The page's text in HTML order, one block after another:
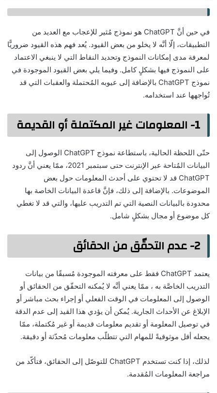
في حين أنَّ ChatGPT هو نموذج مُثير للإعجاب مع العديد من
التطبيقات، إلّا أنَّه لا يخلو من بعض القيود. يُعد فهم هذه القيود ضروريًّا
لمعرفة مدى إمكانات النموذج وتحديد النقاط التي لا ينبغي الاعتماد
على النموذج فيها بشكلٍ كامل. وفيما يلي بعض القيود الموجودة في
نموذج ChatGPT بالإضافة إلى عيوبه المُحتملة والعقبات التي قد
تُواجهها عند استخدامه.
1- المعلومات غير المكتملة أو القديمة
حتّى اللحظة الحالية، باستطاعة نموذج ChatGPT الوصول إلى
البيانات المُتاحة عبر الإنترنت حتى سبتمبر 2021، ممّا يعني أنَّ ردود
ChatGPT قد لا تحتوي على أحدث المعلومات حول بعض
الموضوعات. بالإضافة إلى ذلك، فإنَّ قاعدة البيانات الخاصة بها
محدودة بالبيانات النصية التي تم التدريب عليها، والتي قد لا تغطي
كل موضوع أو مجال بشكلٍ شامل.
2- عدم التحقّق من الحقائق
يعتمد ChatGPT فقط على معرفته الموجودة مُسبقًا من بيانات
التدريب الخاصَّة به ، ممّا يعني أنَّه لا يُمكنه التحقّق من الحقائق أو
الوصول إلى المعلومات في الوقت الفعلي أو إجراء بحث مباشر أو
الإبلاغ عن الأحداث الجارية. يُمكن أن يؤدي هذا القيد إلى عدم الدقة
في توصيل المعلومة أو تقديم معلومات قديمة أو غير مُكتملة، ممّا
يجعله أقل موثوقيةً للمهام التي تتطلّب معلومات مُحدّثة أو دقيقة.
لذلك، إذا كنت تستخدم ChatGPT للتوصّل إلى الحقائق، فتأكّد من
مراجعة المعلومات المُقدمة.